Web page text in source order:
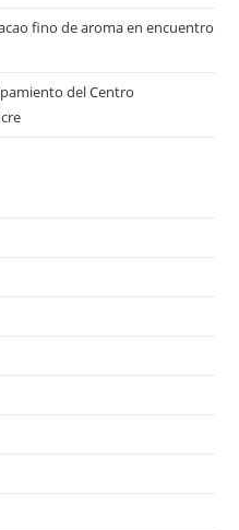
fino de aroma en encuentro
del Centro